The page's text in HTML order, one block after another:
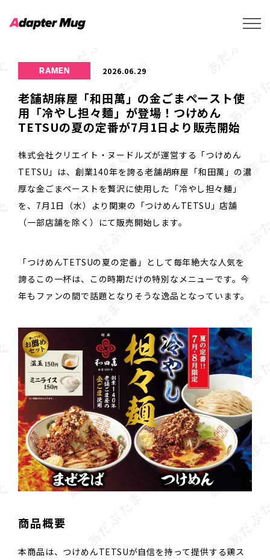
RAMEN 2026.06.29
老舗胡麻屋「和田萬」の金ごまペースト使
用「冷やし担々麺」が登場！つけめん
TETSUの夏の定番が7月1日より販売開始
株式会社クリエイト・ヌードルズが運営する「つけめん
TETSU」は、創業140年を誇る老舗胡麻屋「和田萬」の濃
厚な金ごまペーストを贅沢に使用した「冷やし担々麺」
を、7月1日（水）より関東の「つけめんTETSU」店舗
（一部店舗を除く）にて販売開始します。
「つけめんTETSUの夏の定番」として毎年絶大な人気を
誇るこの一杯は、この時期だけの特別なメニューです。今
年もファンの間で話題となりそうな逸品となっています。
商品概要
本商品は、つけめんTETSUが自信を持って提供する鶏ス